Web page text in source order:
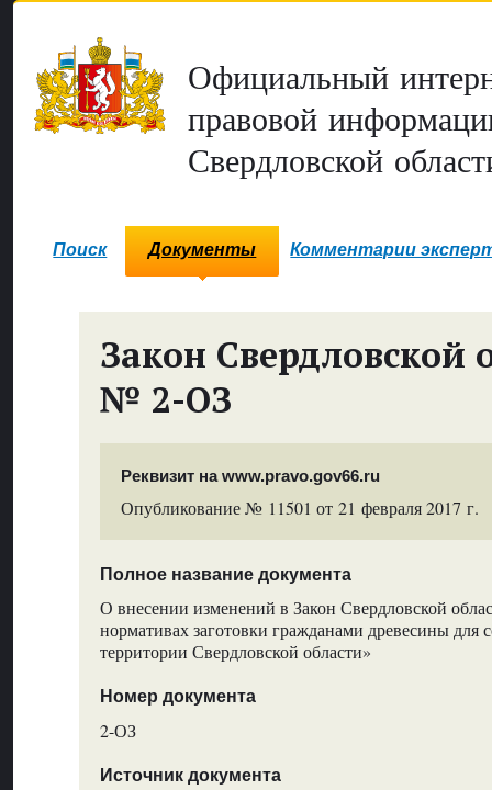
Официальный
правовой
Свердловской
Поиск Документы Комментарии
Закон Свердловской
№ 2-ОЗ
Реквизит на www.pravo.gov66.ru
Опубликование № 11501 от 21 февраля 2017 г.
Полное название документа
О внесении изменений в Закон Свердловской
нормативах заготовки гражданами древесины для
территории Свердловской области»
Номер документа
2-ОЗ
Источник документа